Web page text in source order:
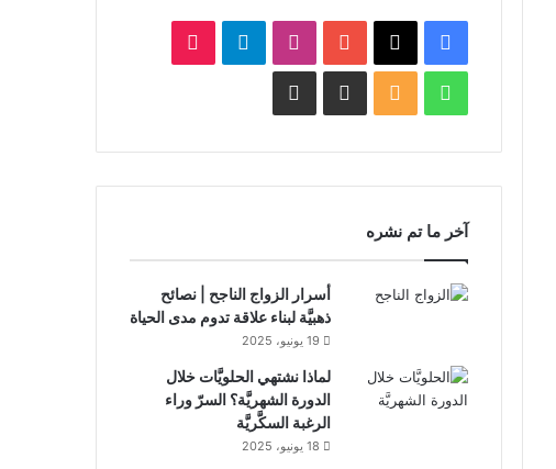
فيسبوك
‫X
‫YouTubeانستقرامتيلقرام‫TikTok
واتسابملخصFacebook
Whatsapp
آخر ما تم نشره
أسرار الزواج الناجح | نصائح
ذهبيَّة لبناء علاقة تدوم مدى الحياة
19 يونيو، 2025
لماذا نشتهي الحلويَّات خلال
الدورة الشهريَّة؟ السرّ وراء
الرغبة السكَّريَّة
18 يونيو، 2025